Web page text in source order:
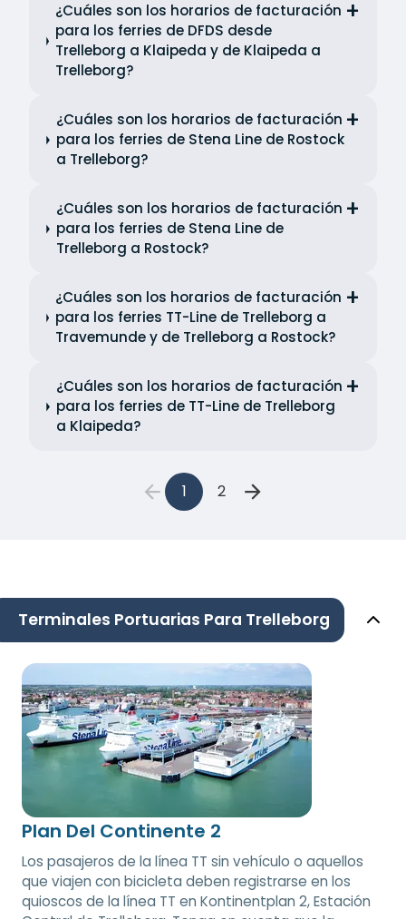
¿Cuáles son los horarios de facturación
para los ferries de DFDS desde
Trelleborg a Klaipeda y de Klaipeda a
Trelleborg?
¿Cuáles son los horarios de facturación
para los ferries de Stena Line de Rostock
a Trelleborg?
¿Cuáles son los horarios de facturación
para los ferries de Stena Line de
Trelleborg a Rostock?
¿Cuáles son los horarios de facturación
para los ferries TT-Line de Trelleborg a
Travemunde y de Trelleborg a Rostock?
¿Cuáles son los horarios de facturación
para los ferries de TT-Line de Trelleborg
a Klaipeda?
1 2
Terminales Portuarias Para Trelleborg
Plan Del Continente 2
Los pasajeros de la línea TT sin vehículo o aquellos
que viajen con bicicleta deben registrarse en los
quioscos de la línea TT en Kontinentplan 2, Estación